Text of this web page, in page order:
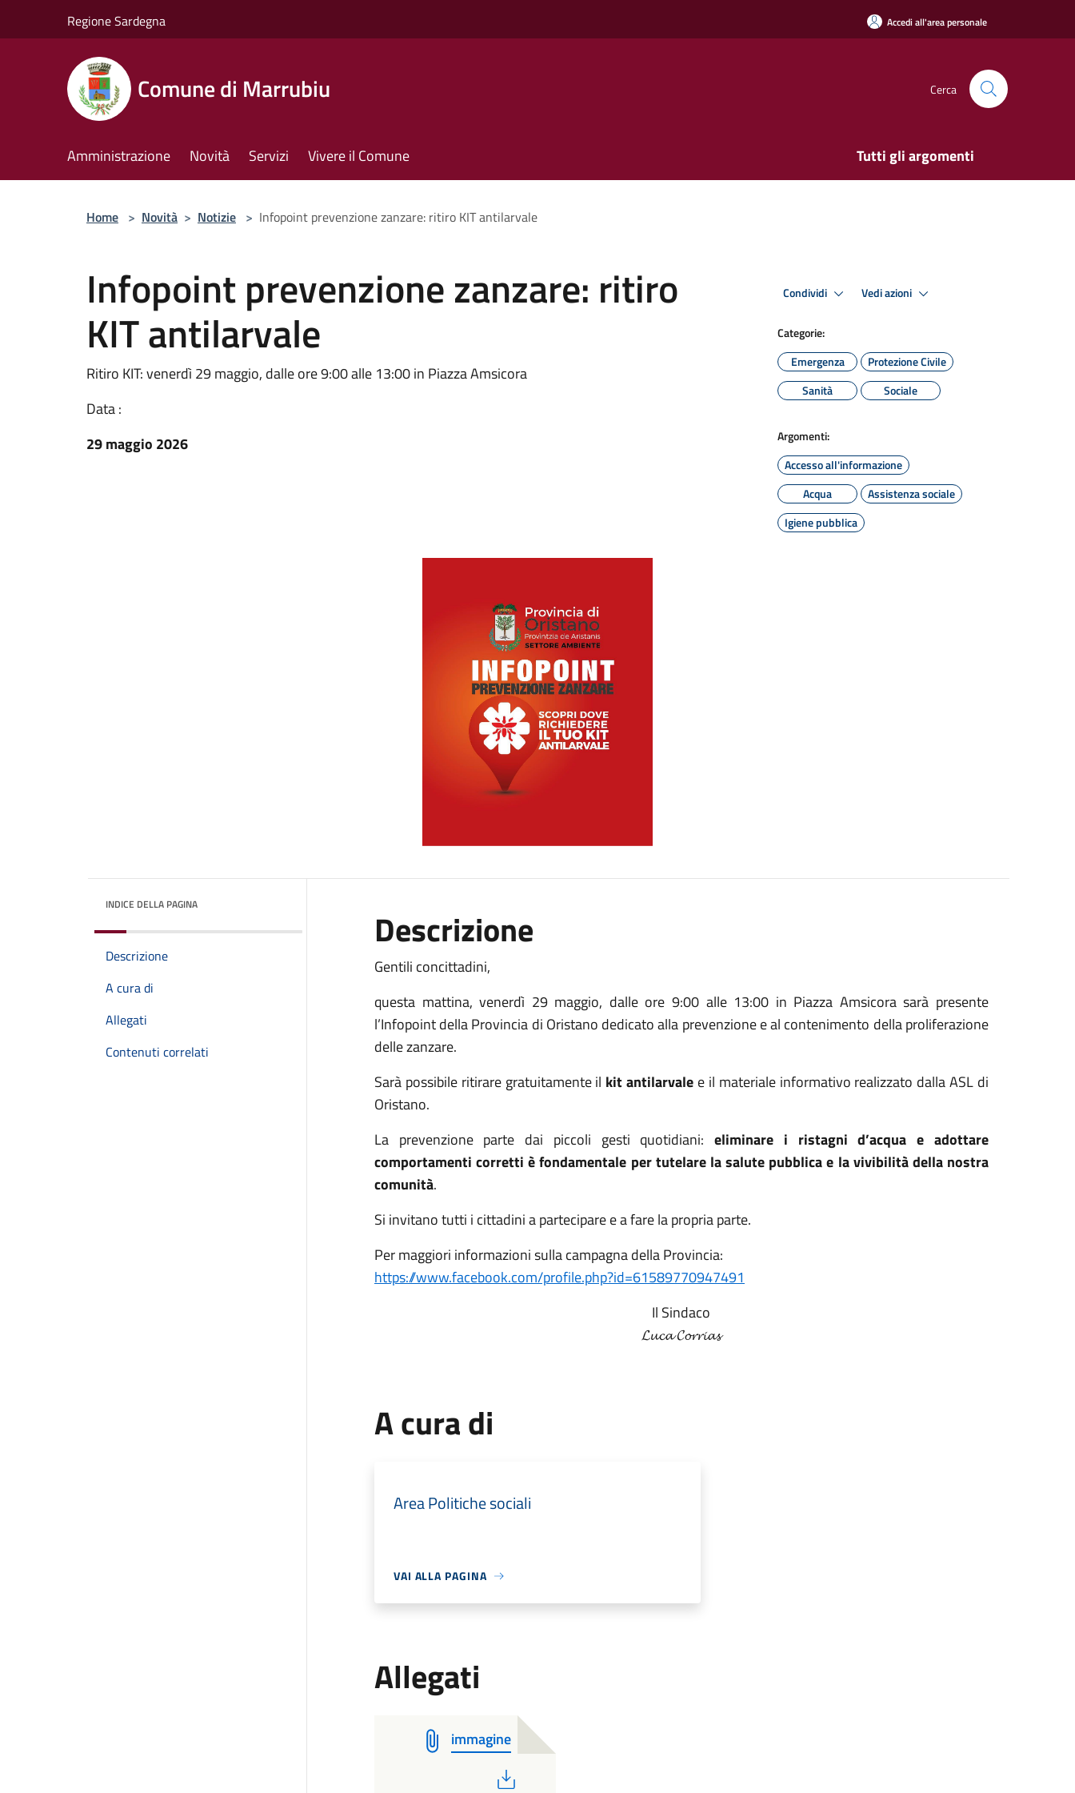
Regione Sardegna Accedi all'area personale
Comune di Marrubiu Cerca
Amministrazione Novità Servizi Vivere il Comune Tutti gli argomenti
Home > Novità > Notizie > Infopoint prevenzione zanzare: ritiro KIT antilarvale
Infopoint prevenzione zanzare: ritiro
KIT antilarvale
Ritiro KIT: venerdì 29 maggio, dalle ore 9:00 alle 13:00 in Piazza Amsicora
Data :
29 maggio 2026
Condividi Vedi azioni
Categorie:
Emergenza
Protezione Civile
Sanità
Sociale
Argomenti:
Accesso all'informazione
Acqua
Assistenza sociale
Igiene pubblica
INDICE DELLA PAGINA
Descrizione
A cura di
Allegati
Contenuti correlati
Descrizione
Gentili concittadini,
questa mattina, venerdì 29 maggio, dalle ore 9:00 alle 13:00 in Piazza Amsicora sarà presente
l’Infopoint della Provincia di Oristano dedicato alla prevenzione e al contenimento della proliferazione
delle zanzare.
Sarà possibile ritirare gratuitamente il kit antilarvale e il materiale informativo realizzato dalla ASL di
Oristano.
La prevenzione parte dai piccoli gesti quotidiani:eliminare i ristagni d’acqua e adottare
comportamenti corretti è fondamentale per tutelare la salute pubblica e la vivibilità della nostra
comunità.
Si invitano tutti i cittadini a partecipare e a fare la propria parte.
Per maggiori informazioni sulla campagna della Provincia:
https://www.facebook.com/profile.php?id=61589770947491
Il Sindaco
𝓛𝓾𝓬𝓪 𝓒𝓸𝓻𝓻𝓲𝓪𝓼
A cura di
Area Politiche sociali
VAI ALLA PAGINA
Allegati
immagine